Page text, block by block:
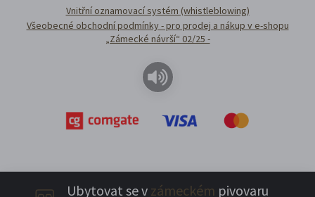
Ubytovat se v zámeckém pivovaru
Vnitřní oznamovací systém (whistleblowing)
Všeobecné obchodní podmínky - pro prodej a nákup v e-shopu
„Zámecké návrší“ 02/25 -